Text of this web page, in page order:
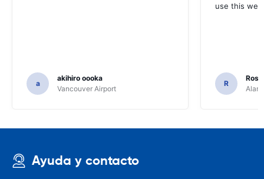
a
akihiro oooka
Vancouver Airport
use this
R
Ayuda y contacto